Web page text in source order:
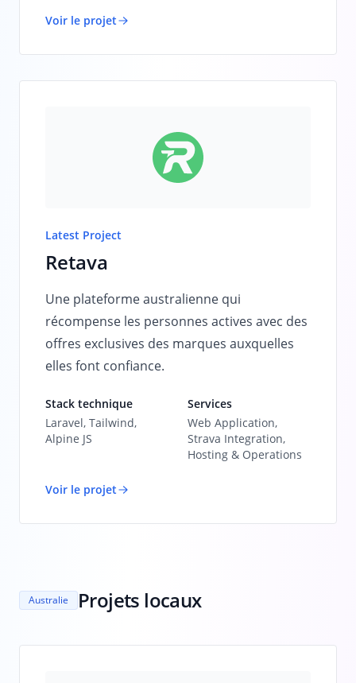
Voir le projet
Latest Project
Retava
Une plateforme australienne qui
récompense les personnes actives avec des
offres exclusives des marques auxquelles
elles font confiance.
Stack technique
Laravel, Tailwind,
Alpine JS
Services
Web Application,
Strava Integration,
Hosting & Operations
Voir le projet
Australie Projets locaux